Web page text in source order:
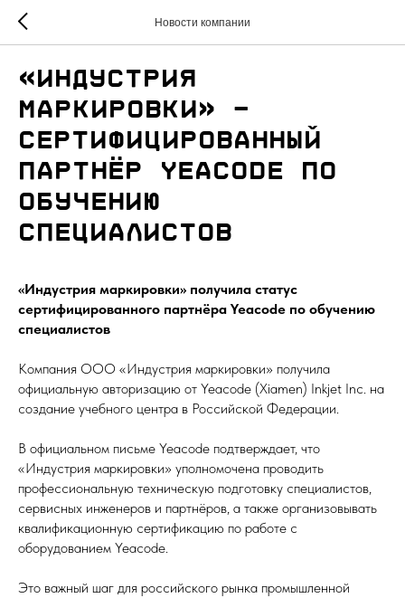
Новости компании
«Индустрия
маркировки» -
сертифицированный
партнёр Yeacode по
обучению
специалистов
«Индустрия маркировки» получила статус
сертифицированного партнёра Yeacode по обучению
специалистов
Компания ООО «Индустрия маркировки» получила
официальную авторизацию от Yeacode (Xiamen) Inkjet Inc. на
создание учебного центра в Российской Федерации.
В официальном письме Yeacode подтверждает, что
«Индустрия маркировки» уполномочена проводить
профессиональную техническую подготовку специалистов,
сервисных инженеров и партнёров, а также организовывать
квалификационную сертификацию по работе с
оборудованием Yeacode.
Это важный шаг для российского рынка промышленной